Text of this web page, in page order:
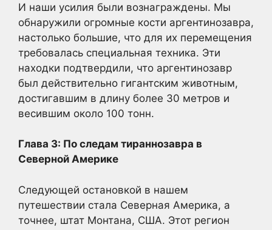
И наши усилия были вознаграждены. Мы
обнаружили огромные кости аргентинозавра,
настолько большие, что для их перемещения
требовалась специальная техника. Эти
находки подтвердили, что аргентинозавр
был действительно гигантским животным,
достигавшим в длину более 30 метров и
весившим около 100 тонн.
Глава 3: По следам тираннозавра в
Северной Америке
Следующей остановкой в нашем
путешествии стала Северная Америка, а
точнее, штат Монтана, США. Этот регион